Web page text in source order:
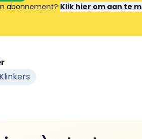
abonnement? Klik hier om aan te